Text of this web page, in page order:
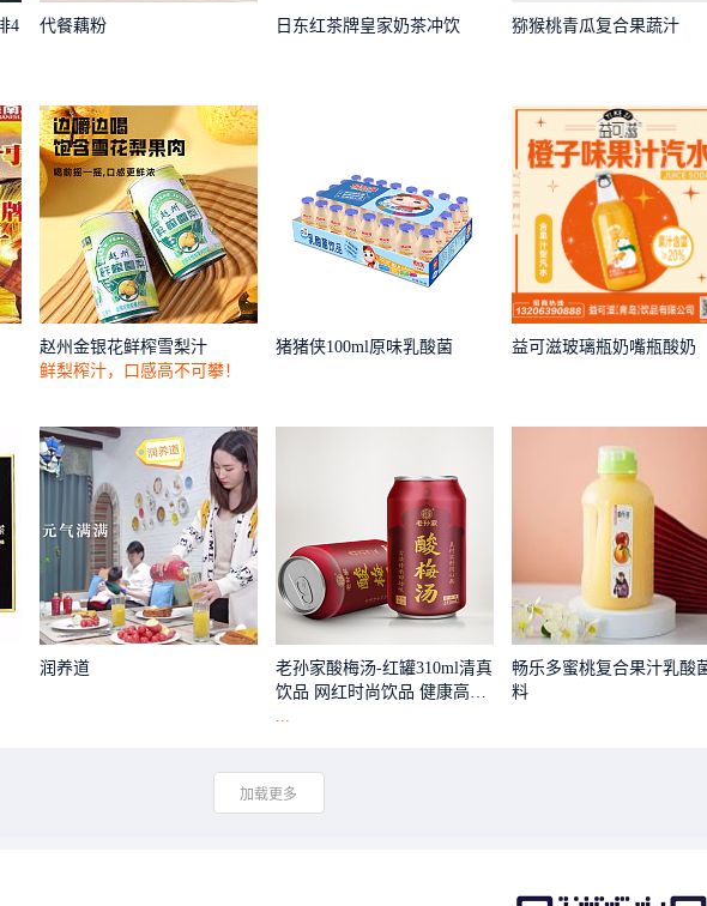
4 代餐藕粉 日东红茶牌皇家奶茶冲饮 猕猴桃青瓜复合果蔬汁
赵州金银花鲜榨雪梨汁
鲜梨榨汁，口感高不可攀！
猪猪侠100ml原味乳酸菌 益可滋玻璃瓶奶嘴瓶酸奶
润养道
老孙家酸梅汤-红罐310ml清真
饮品 网红时尚饮品 健康高颜
值
...
畅乐多蜜桃复合果汁乳酸
料
加载更多